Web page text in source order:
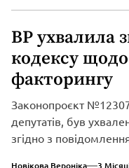
ВР ухвалила
кодексу
факторингу
Законопроєкт
депутатів, був
згідно з